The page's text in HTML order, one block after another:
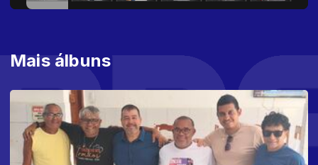
Mais álbuns